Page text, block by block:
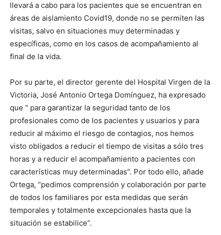
llevará a cabo para los pacientes que se encuentran en
áreas de aislamiento Covid19, donde no se permiten las
visitas, salvo en situaciones muy determinadas y
específicas, como en los casos de acompañamiento al
final de la vida.
Por su parte, el director gerente del Hospital Virgen de la
Victoria, José Antonio Ortega Domínguez, ha expresado
que “ para garantizar la seguridad tanto de los
profesionales como de los pacientes y usuarios y para
reducir al máximo el riesgo de contagios, nos hemos
visto obligados a reducir el tiempo de visitas a sólo tres
horas y a reducir el acompañamiento a pacientes con
características muy determinadas”. Por todo ello, añade
Ortega, “pedimos comprensión y colaboración por parte
de todos los familiares por esta medidas que serán
temporales y totalmente excepcionales hasta que la
situación se estabilice”.